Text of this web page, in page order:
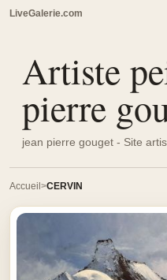
LiveGalerie.com
Artiste
pierre
jean pierre gouget - Site
Accueil CERVIN